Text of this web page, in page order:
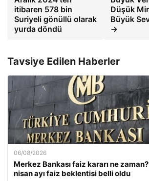
itibaren 578 bin
Suriyeli gönüllü olarak
yurda döndü
Düşük
Büyük
→
Tavsiye Edilen Haberler
06/08/2026
Merkez Bankası faiz kararı ne
nisan ayı faiz beklentisi belli oldu